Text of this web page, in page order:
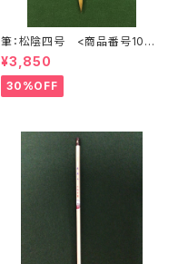
筆：松陰四号 <商品番号1072
>
¥3,850
30%OFF